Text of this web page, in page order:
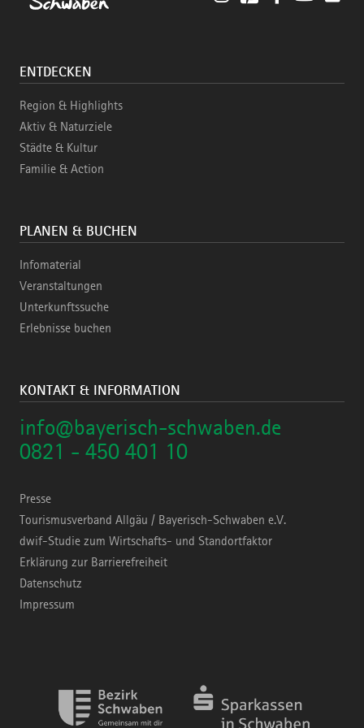
ENTDECKEN
Region & Highlights
Aktiv & Naturziele
Städte & Kultur
Familie & Action
PLANEN & BUCHEN
Infomaterial
Veranstaltungen
Unterkunftssuche
Erlebnisse buchen
KONTAKT & INFORMATION
info@bayerisch-schwaben.de
0821 - 450 401 10
Presse
Tourismusverband Allgäu / Bayerisch-Schwaben e.V.
dwif-Studie zum Wirtschafts- und Standortfaktor
Erklärung zur Barrierefreiheit
Datenschutz
Impressum